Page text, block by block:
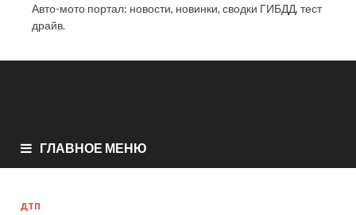
Авто-мото портал: новости, новинки, сводки ГИБДД, тест
драйв.
ГЛАВНОЕ МЕНЮ
ДТП